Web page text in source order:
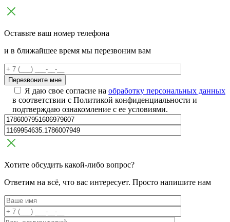
Оставьте ваш номер телефона
и в ближайшее время мы перезвоним вам
Я даю свое согласие на обработку персональных данных
в соответствии с Политикой конфиденциальности и
подтверждаю ознакомление с ее условиями.
Хотите обсудить какой-либо вопрос?
Ответим на всё, что вас интересует. Просто напишите нам